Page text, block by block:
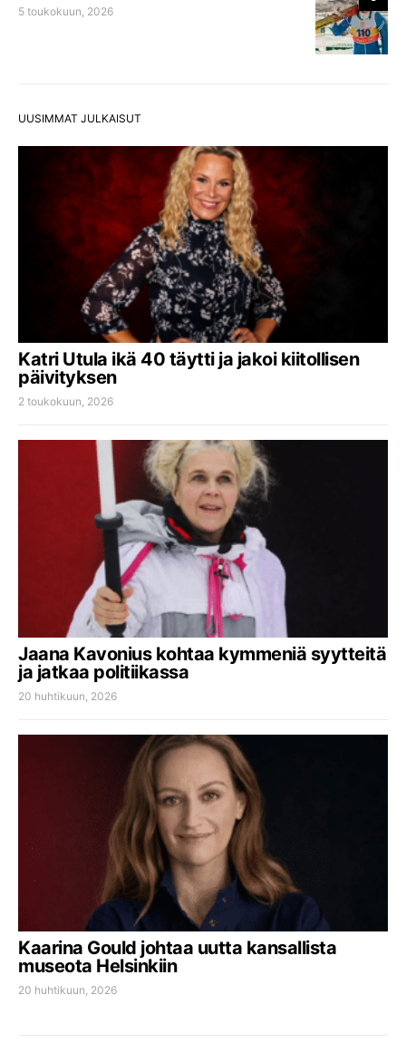
5 toukokuun, 2026
UUSIMMAT JULKAISUT
Katri Utula ikä 40 täytti ja jakoi kiitollisen
päivityksen
2 toukokuun, 2026
Jaana Kavonius kohtaa kymmeniä syytteitä
ja jatkaa politiikassa
20 huhtikuun, 2026
Kaarina Gould johtaa uutta kansallista
museota Helsinkiin
20 huhtikuun, 2026